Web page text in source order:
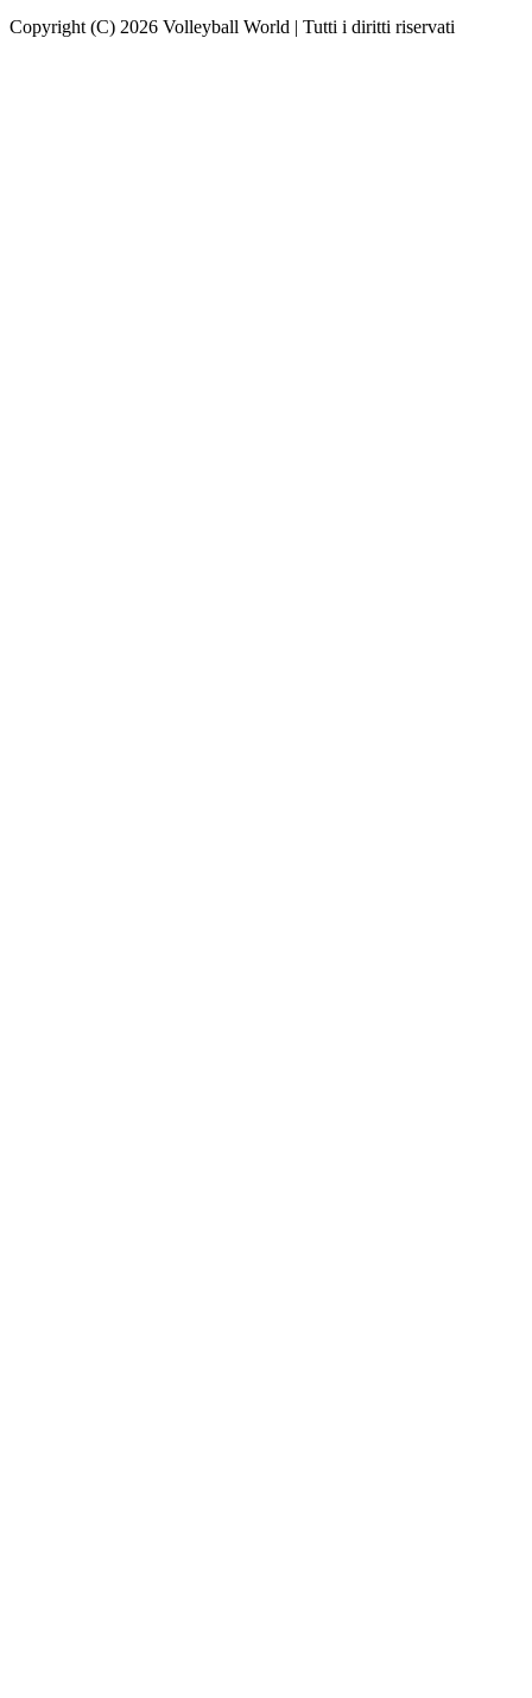
Copyright (C) 2026 Volleyball World | Tutti i diritti riservati